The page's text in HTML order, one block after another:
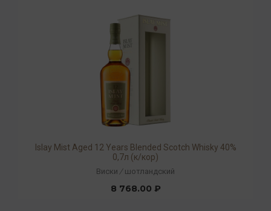
Islay Mist Aged 12 Years Blended Scotch Whisky 40%
0,7л (к/кор)
Виски / шотландский
8 768.00 ₽